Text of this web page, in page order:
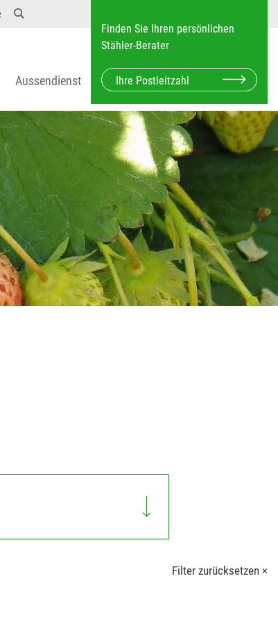
Finden Sie Ihren persönlichen
Stähler-Berater
Aussendienst
Filter zurücksetzen ×